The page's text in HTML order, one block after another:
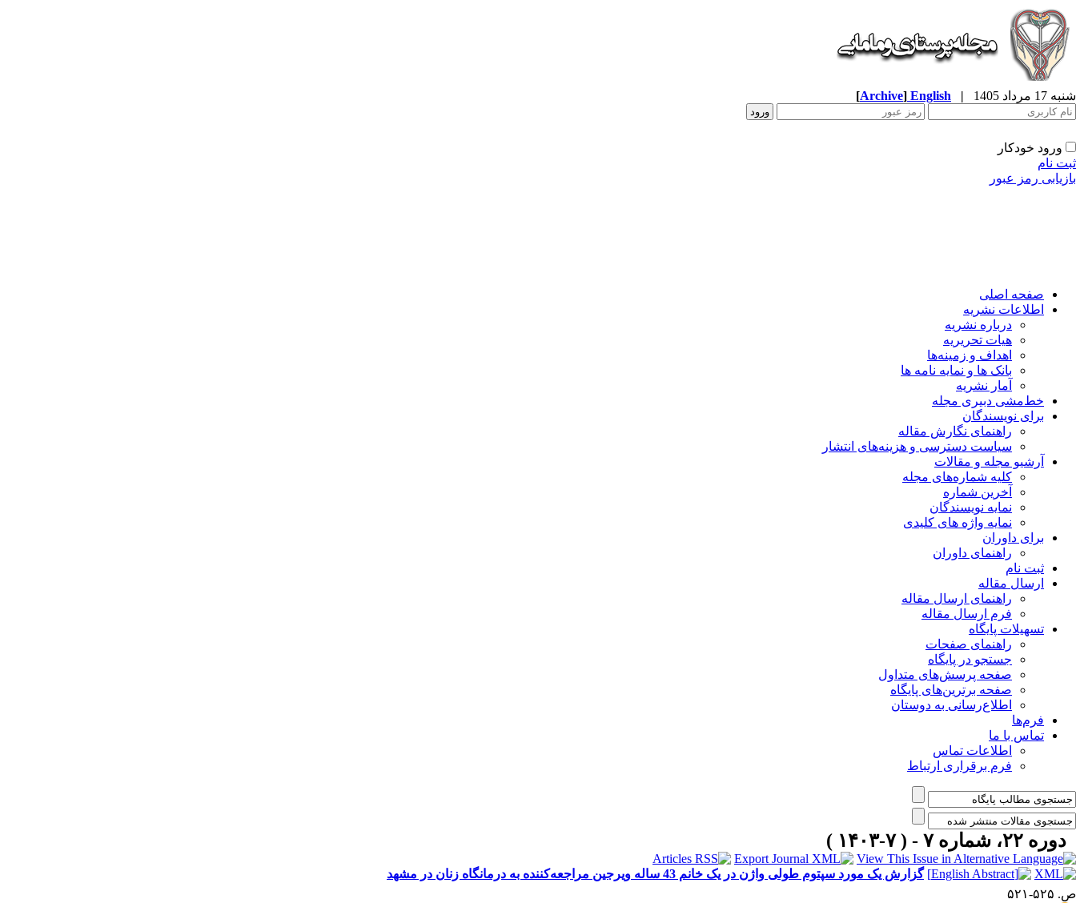
شنبه 17 مرداد 1405 |
English
[Archive]
ورود خودکار
ثبت نام
بازیابی رمز عبور
صفحه اصلی
اطلاعات نشریه
درباره نشریه
هیات تحریریه
اهداف و زمینه‌ها
بانک ها و نمایه نامه ها
آمار نشریه
خط‌مشی دبیری مجله
برای نویسندگان
راهنمای نگارش مقاله
سیاست دسترسی و هزینه‌های انتشار
آرشیو مجله و مقالات
کلیه شماره‌های مجله
آخرین شماره
نمایه نویسندگان
نمایه واژه های کلیدی
برای داوران
راهنمای داوران
ثبت نام
ارسال مقاله
راهنمای ارسال مقاله
فرم ارسال مقاله
تسهیلات پایگاه
راهنمای صفحات
جستجو در پایگاه
صفحه پرسش‌های متداول
صفحه برترین‌های پایگاه
اطلاع‌رسانی به دوستان
فرم‌ها
تماس با ما
اطلاعات تماس
فرم برقراری ارتباط
دوره ۲۲، شماره ۷ - ( ۷-۱۴۰۳ )
گزارش یک مورد سپتوم طولی واژن در یک خانم 43 ساله ویرجین مراجعه‌کننده به درمانگاه زنان در مشهد
ص. ۵۲۵-۵۲۱